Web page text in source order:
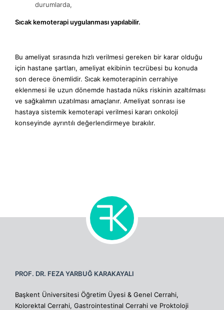
durumlarda,
Sıcak kemoterapi uygulanması yapılabilir.
Bu ameliyat sırasında hızlı verilmesi gereken bir karar olduğu
için hastane şartları, ameliyat ekibinin tecrübesi bu konuda
son derece önemlidir. Sıcak kemoterapinin cerrahiye
eklenmesi ile uzun dönemde hastada nüks riskinin azaltılması
ve sağkalımın uzatılması amaçlanır. Ameliyat sonrası ise
hastaya sistemik kemoterapi verilmesi kararı onkoloji
konseyinde ayrıntılı değerlendirmeye bırakılır.
PROF. DR. FEZA YARBUĞ KARAKAYALI
Başkent Üniversitesi Öğretim Üyesi & Genel Cerrahi,
Kolorektal Cerrahi, Gastrointestinal Cerrahi ve Proktoloji